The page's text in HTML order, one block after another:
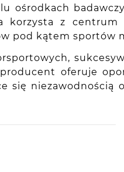
ośrodkach
korzysta z
pod kątem sportów
oferuje
się niezawodnością